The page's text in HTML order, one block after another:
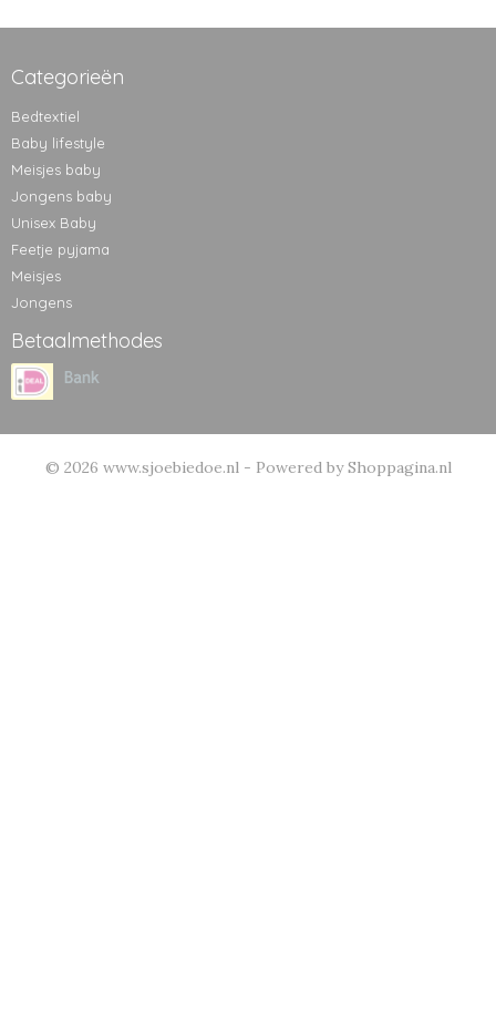
Categorieën
Bedtextiel
Baby lifestyle
Meisjes baby
Jongens baby
Unisex Baby
Feetje pyjama
Meisjes
Jongens
Betaalmethodes
© 2026 www.sjoebiedoe.nl - Powered by Shoppagina.nl